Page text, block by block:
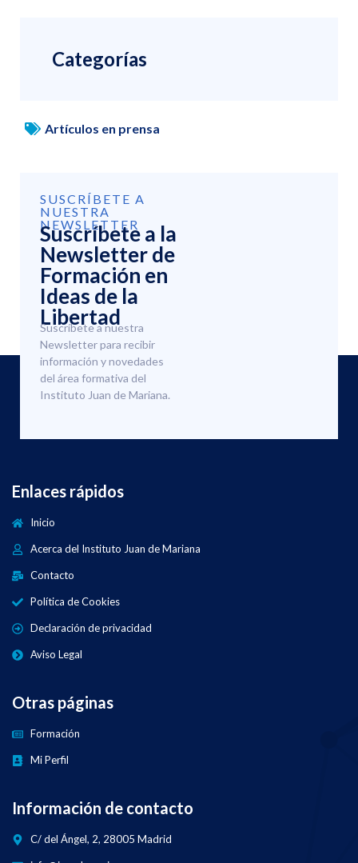
Categorías
Artículos en prensa
SUSCRÍBETE A
NUESTRA
NEWSLETTER
Suscríbete a la
Newsletter de
Formación en
Ideas de la
Libertad
Suscríbete a nuestra
Newsletter para recibir
información y novedades
del área formativa del
Instituto Juan de Mariana.
Enlaces rápidos
Inicio
Acerca del Instituto Juan de Mariana
Contacto
Política de Cookies
Declaración de privacidad
Aviso Legal
Otras páginas
Formación
Mi Perfil
Información de contacto
C/ del Ángel, 2, 28005 Madrid